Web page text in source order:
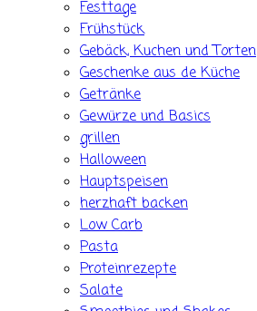
Festtage
Frühstück
Gebäck, Kuchen und Torten
Geschenke aus de Küche
Getränke
Gewürze und Basics
grillen
Halloween
Hauptspeisen
herzhaft backen
Low Carb
Pasta
Proteinrezepte
Salate